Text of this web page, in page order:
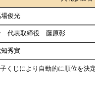
俊光
代表取締役 藤原彰
秀實
くじにより自動的に順位を決